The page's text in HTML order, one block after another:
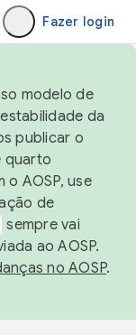
Fazer login
modelo de
da
publicar o
quarto
AOSP, use
de
sempre vai
ao AOSP.
no AOSP.